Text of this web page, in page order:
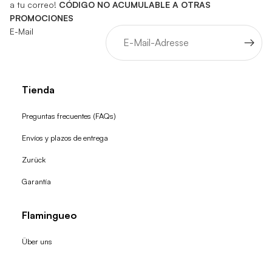
a tu correo! CÓDIGO NO ACUMULABLE A OTRAS
PROMOCIONES
E-Mail
Tienda
Preguntas frecuentes (FAQs)
Envíos y plazos de entrega
Zurück
Garantía
Flamingueo
Über uns